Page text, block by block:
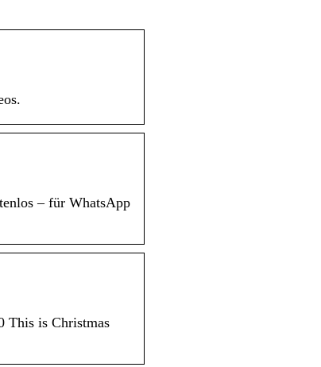
– für WhatsApp
This is Christmas